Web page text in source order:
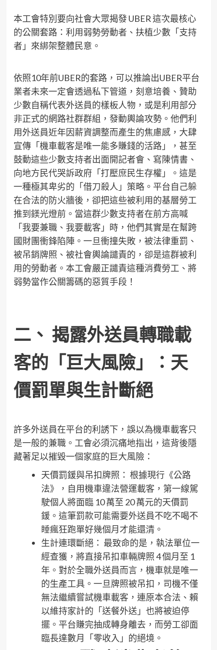
本工會特別要向社會大眾揭發 UBER 這次最核心
的公關套路：利用弱勢勞動者、扶植少數「支持
者」來綁架整體民意。
依照10年前UBER的套路，可以推論出UBER平台
業者未來一定會透過私下管道，刻意培養、贊助
少數自稱代表外送員的樣板人物，或是利用部分
非正式的網路社群群組，發動輿論攻勢。他們利
用外送員近年因薪資調整而產生的焦慮感，大肆
宣傳「機車載客是唯一能多賺錢的活路」，甚至
鼓動這些少數支持者出面開記者會、寫陳情書、
向地方民代哭訴政府「打壓庶民生存權」。這是
一種極其卑劣的「借刀殺人」策略。平台自己躲
在合法的防火牆後，卻把這些被利用的基層勞工
推到鎂光燈前。當這群少數支持者在前方高喊
「我要兼職、我要載客」時，他們其實是在幫跨
國財團衝鋒陷陣。一旦衝撞失敗，被法律重罰、
被吊銷牌照、被社會輿論譴責的，卻是這群被利
用的勞動者。本工會嚴正譴責這種消費勞工、將
弱勢當作公關籌碼的惡質手段！
二、 揭露外送員轉職載
客的「巨大風險」：天
價罰單與生計斷絕
許多外送員在平台的利誘下，誤以為機車載客只
是一般的兼職。工會必須沉痛地指出，這背後隱
藏著足以摧毀一個家庭的巨大風險：
天價罰鍰與吊扣牌照： 根據現行《公路
法》，自用機車違法營運載客，第一線駕
駛個人將面臨 10 萬至 20 萬元的天價罰
鍰。這筆罰款可能需要外送員不吃不喝不
睡瘋狂跑單好幾個月才能還清。
生計連環斷絕： 最致命的是，執法單位一
經查獲，將直接吊扣車輛牌照 4 個月至 1
年。對於全職外送員而言，機車就是唯一
的生產工具。一旦牌照被吊扣，司機不僅
無法繼續嘗試機車載客，連原本合法、賴
以維持家計的「送餐外送」也將被迫停
擺。平台賺完抽成轉身離去，而勞工卻面
臨長達數月「零收入」的絕境。